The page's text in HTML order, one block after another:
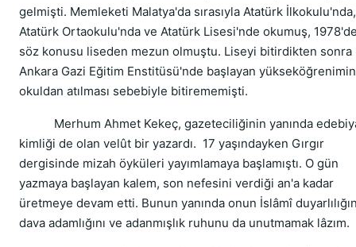
gelmişti. Memleketi Malatya'da sırasıyla Atatürk İlkokulu'nda,
Atatürk Ortaokulu'nda ve Atatürk Lisesi'nde okumuş,
söz konusu liseden mezun olmuştu. Liseyi bitirdikten sonra
Ankara Gazi Eğitim Enstitüsü'nde başlayan
okuldan atılması sebebiyle bitirememişti.
Merhum Ahmet Kekeç, gazeteciliğinin yanında
kimliği de olan velût bir yazardı. 17 yaşındayken Gırgır
dergisinde mizah öyküleri yayımlamaya başlamıştı. O gün
yazmaya başlayan kalem, son nefesini verdiği an'a kadar
üretmeye devam etti. Bunun yanında onun İslâmî
dava adamlığını ve adanmışlık ruhunu da unutmamak lâzım.